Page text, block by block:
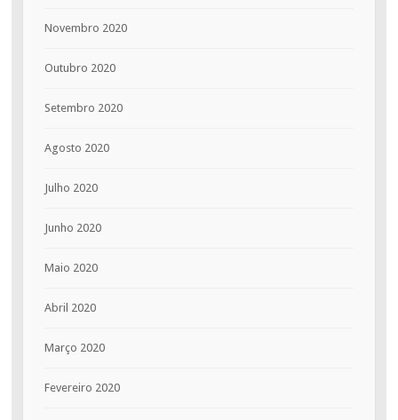
Novembro 2020
Outubro 2020
Setembro 2020
Agosto 2020
Julho 2020
Junho 2020
Maio 2020
Abril 2020
Março 2020
Fevereiro 2020